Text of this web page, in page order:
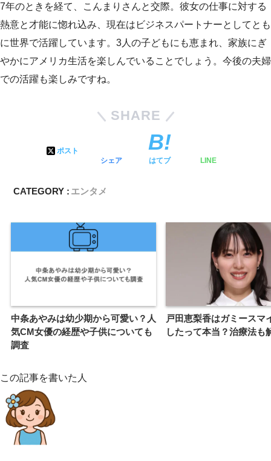
7年のときを経て、こんまりさんと交際。彼女の仕事に対する
熱意と才能に惚れ込み、現在はビジネスパートナーとしてとも
に世界で活躍しています。3人の子どもにも恵まれ、家族にぎ
やかにアメリカ生活を楽しんでいることでしょう。今後の夫婦
での活躍も楽しみですね。
SHARE
ポスト
シェア
はてブ LINE
CATEGORY : エンタメ
中条あやみは幼少期から可愛い？人
気CM女優の経歴や子供についても
調査
戸田恵梨香はガミースマ
したって本当？治療法も
この記事を書いた人